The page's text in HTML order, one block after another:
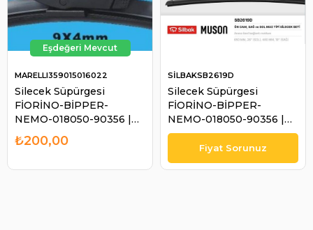
Silecek Süpürgesi
FİORİNO-BİPPER-
NEMO-018050-90356 |
MARELLI359015016022
₺200,00
Silecek Süpürgesi
FİORİNO-BİPPER-
NEMO-018050-90356 |
SİLBAK SB2619D
SİLBAKSB2619D